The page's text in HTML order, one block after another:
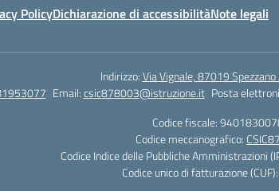
PolicyDichiarazione di accessibilitàNote legali
Indirizzo:Via Vignale, 87019 Spezzano
Email:csic878003@istruzione.it Posta
Codice fiscale:
Codice meccanografico:
Codice Indice delle Pubbliche Amministrazioni
Codice unico di fatturazione